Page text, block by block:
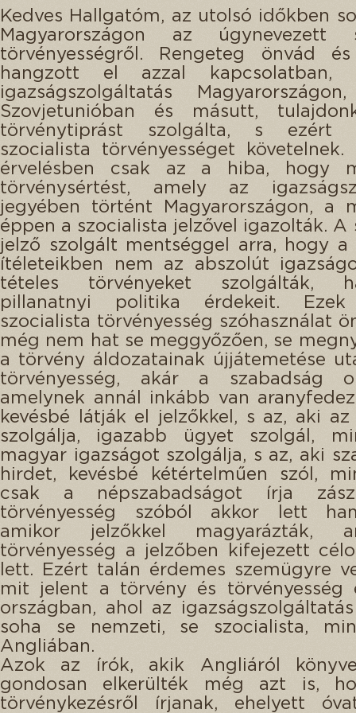
Kedves Hallgatóm, az utolsó időkben
Magyarországon az úgynevezett
törvényességről. Rengeteg önvád
hangzott el azzal kapcsolatban,
igazságszolgáltatás
Szovjetunióban és másutt,
törvénytiprást szolgálta, s ezért
szocialista törvényességet
érvelésben csak az a hiba, hogy
törvénysértést, amely az
jegyében történt Magyarországon, a
éppen a szocialista jelzővel igazolták. A
jelző szolgált mentséggel arra, hogy a
ítéleteikben nem az abszolút
tételes törvényeket szolgálták,
pillanatnyi politika érdekeit.
szocialista törvényesség szóhasználat
még nem hat se meggyőzően, se
a törvény áldozatainak újjátemetése
törvényesség, akár a szabadság
amelynek annál inkább van
kevésbé látják el jelzőkkel, s az, aki az
szolgálja, igazabb ügyet szolgál,
magyar igazságot szolgálja, s az, aki
hirdet, kevésbé kétértelműen szól,
csak a népszabadságot írja
törvényesség szóból akkor lett
amikor jelzőkkel magyarázták,
törvényesség a jelzőben kifejezett
lett. Ezért talán érdemes szemügyre
mit jelent a törvény és törvényesség
országban, ahol az
soha se nemzeti, se szocialista,
Angliában.
Azok az írók, akik Angliáról
gondosan elkerülték még azt is,
törvénykezésről írjanak, ehelyett